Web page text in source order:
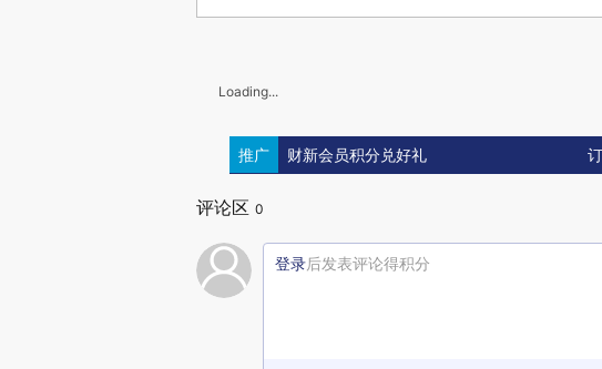
Loading...
推广 财新会员积分兑好礼
评论区 0
登录后发表评论得积分